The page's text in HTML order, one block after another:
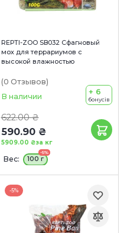
REPTI-ZOO SB032 Сфагновый
мох для террариумов с
высокой влажностью
(0 Отзывов)
В наличии
622.00 ₴
590.90 ₴
за кг
5909.00 ₴
+ 6
бонусів
Вес:
-5%
100 г
-5%